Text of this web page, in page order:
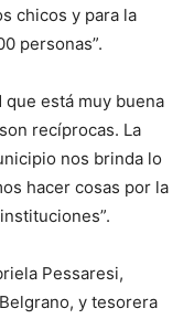
chicos y para la
personas”.
que está muy buena
recíprocas. La
nos brinda lo
hacer cosas por la
Pessaresi,
y tesorera